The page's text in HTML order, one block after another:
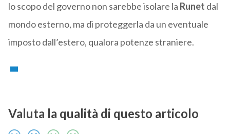
lo scopo del governo non sarebbe isolare la Runet dal
mondo esterno, ma di proteggerla da un eventuale
imposto dall’estero, qualora potenze straniere.
Valuta la qualità di questo articolo